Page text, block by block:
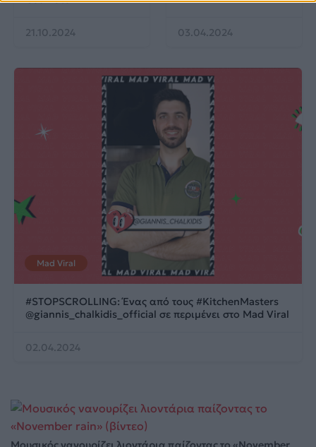
21.10.2024 03.04.2024
Mad Viral
#STOPSCROLLING: Ένας από τους #KitchenMasters
@giannis_chalkidis_official σε περιμένει στο Mad Viral
02.04.2024